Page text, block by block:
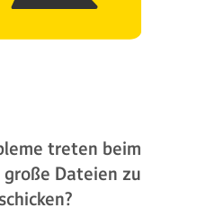
treten beim
große Dateien zu